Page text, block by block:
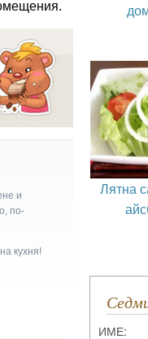
и
по-
кухня!
Лятна
ИМЕ: